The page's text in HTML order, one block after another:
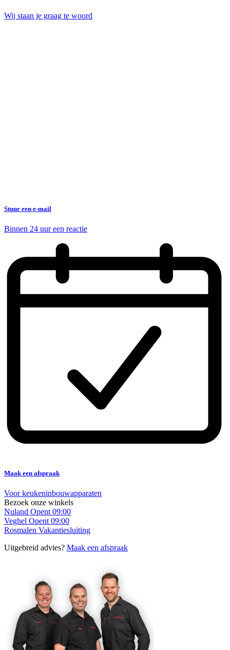
Wij staan je graag te woord
Stuur een e-mail
Binnen 24 uur een reactie
Maak een afspraak
Voor keukeninbouwapparaten
Bezoek onze winkels
Nuland Opent 09:00
Veghel Opent 09:00
Rosmalen Vakantiesluiting
Uitgebreid advies? Maak een afspraak